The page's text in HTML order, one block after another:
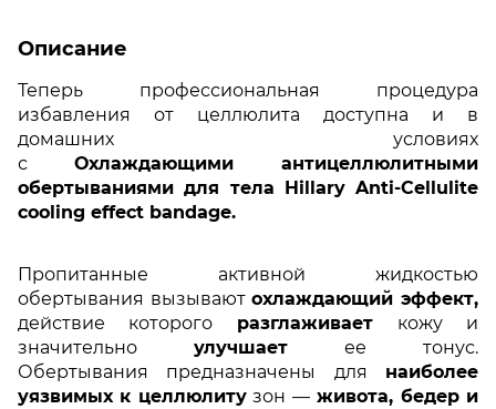
Описание
Теперь профессиональная процедура
избавления от целлюлита доступна и в
домашних условиях
с Охлаждающими антицеллюлитными
обертываниями для тела Hillary Anti-Cellulite
cooling effect bandage.
Пропитанные активной жидкостью
обертывания вызываютохлаждающий эффект,
действие которого разглаживает кожу и
значительно улучшаетее тонус.
Обертывания предназначены для наиболее
уязвимых к целлюлитузон —живота, бедер и